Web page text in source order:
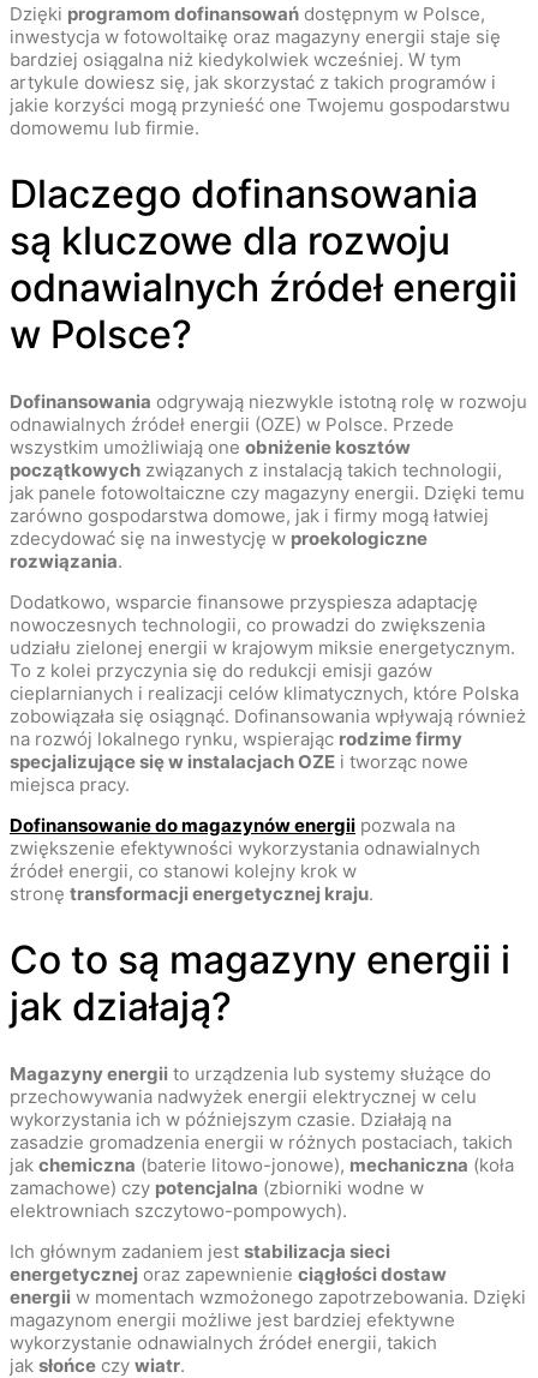
Dzięki programom dofinansowań dostępnym w Polsce,
inwestycja w fotowoltaikę oraz magazyny energii staje się
bardziej osiągalna niż kiedykolwiek wcześniej. W tym
artykule dowiesz się, jak skorzystać z takich programów i
jakie korzyści mogą przynieść one Twojemu gospodarstwu
domowemu lub firmie.
Dlaczego dofinansowania
są kluczowe dla rozwoju
odnawialnych źródeł energii
w Polsce?
Dofinansowania odgrywają niezwykle istotną rolę w rozwoju
odnawialnych źródeł energii (OZE) w Polsce. Przede
wszystkim umożliwiają one obniżenie kosztów
początkowych związanych z instalacją takich technologii,
jak panele fotowoltaiczne czy magazyny energii. Dzięki temu
zarówno gospodarstwa domowe, jak i firmy mogą łatwiej
zdecydować się na inwestycję w proekologiczne
rozwiązania.
Dodatkowo, wsparcie finansowe przyspiesza adaptację
nowoczesnych technologii, co prowadzi do zwiększenia
udziału zielonej energii w krajowym miksie energetycznym.
To z kolei przyczynia się do redukcji emisji gazów
cieplarnianych i realizacji celów klimatycznych, które Polska
zobowiązała się osiągnąć. Dofinansowania wpływają również
na rozwój lokalnego rynku, wspierając rodzime firmy
specjalizujące się w instalacjach OZE i tworząc nowe
miejsca pracy.
Dofinansowanie do magazynów energii pozwala na
zwiększenie efektywności wykorzystania odnawialnych
źródeł energii, co stanowi kolejny krok w
stronę transformacji energetycznej kraju.
Co to są magazyny energii i
jak działają?
Magazyny energii to urządzenia lub systemy służące do
przechowywania nadwyżek energii elektrycznej w celu
wykorzystania ich w późniejszym czasie. Działają na
zasadzie gromadzenia energii w różnych postaciach, takich
jak chemiczna (baterie litowo-jonowe), mechaniczna (koła
zamachowe) czy potencjalna (zbiorniki wodne w
elektrowniach szczytowo-pompowych).
Ich głównym zadaniem jest stabilizacja sieci
energetycznej oraz zapewnienie ciągłości dostaw
energii w momentach wzmożonego zapotrzebowania. Dzięki
magazynom energii możliwe jest bardziej efektywne
wykorzystanie odnawialnych źródeł energii, takich
jak słońce czy wiatr.